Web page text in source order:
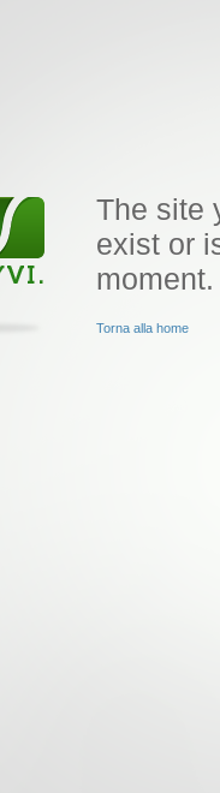
The site
exist or
moment.
Torna alla home